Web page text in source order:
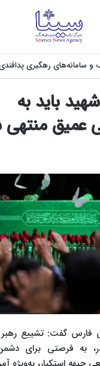
باید به
عمیق
فارس گفت: تشییع رهبر
به فرصتی برای